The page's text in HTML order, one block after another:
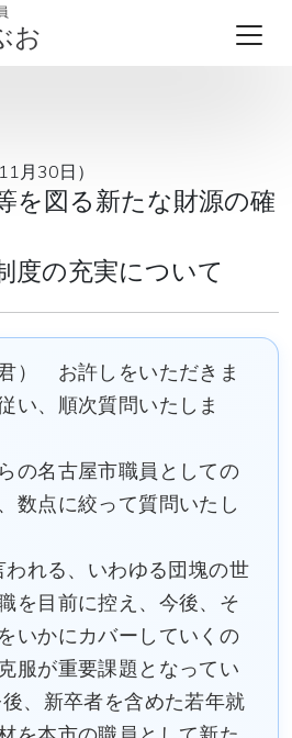
お
月30日）
を図る新たな財源の確
度の充実について
） お許しをいただきま
い、順次質問いたしま
の名古屋市職員としての
数点に絞って質問いたし
れる、いわゆる団塊の世
を目前に控え、今後、そ
いかにカバーしていくの
服が重要課題となってい
、新卒者を含めた若年就